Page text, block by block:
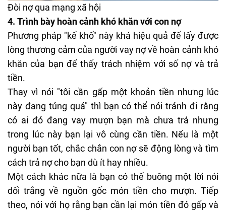
Đòi nợ qua mạng xã hội
4. Trình bày hoàn cảnh khó khăn với con nợ
Phương pháp "kể khổ" này khá hiệu quả để lấy được
lòng thương cảm của người vay nợ về hoàn cảnh khó
khăn của bạn để thấy trách nhiệm với số nợ và trả
tiền.
Thay vì nói "tôi cần gấp một khoản tiền nhưng lúc
này đang túng quá" thì bạn có thể nói tránh đi rằng
có ai đó đang vay mượn bạn mà chưa trả nhưng
trong lúc này bạn lại vô cùng cần tiền. Nếu là một
người bạn tốt, chắc chắn con nợ sẽ động lòng và tìm
cách trả nợ cho bạn dù ít hay nhiều.
Một cách khác nữa là bạn có thể buông một lời nói
dối trắng về nguồn gốc món tiền cho mượn. Tiếp
theo, nói với họ rằng bạn cần lại món tiền đó gấp và